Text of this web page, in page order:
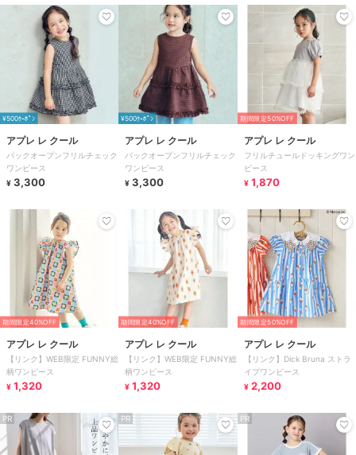
¥500ｸｰﾎﾟﾝ
アプレ レ クール
バックオープンフリルチェック
ワンピース
¥ 3,300
¥500ｸｰﾎﾟﾝ
アプレ レ クール
バックオープンフリルチェック
ワンピース
¥ 3,300
期間限定50%OFF
アプレ レ クール
フリルチュールドッキングワン
ピース
¥ 1,870
期間限定40%OFF
アプレ レ クール
【リンク】WEB限定 FUNNY総
柄ワンピース
¥ 1,320
期間限定40%OFF
アプレ レ クール
【リンク】WEB限定 FUNNY総
柄ワンピース
¥ 1,320
期間限定50%OFF
アプレ レ クール
【リンク】Dick Bruna ストラ
イプワンピース
¥ 2,200
PR PR PR